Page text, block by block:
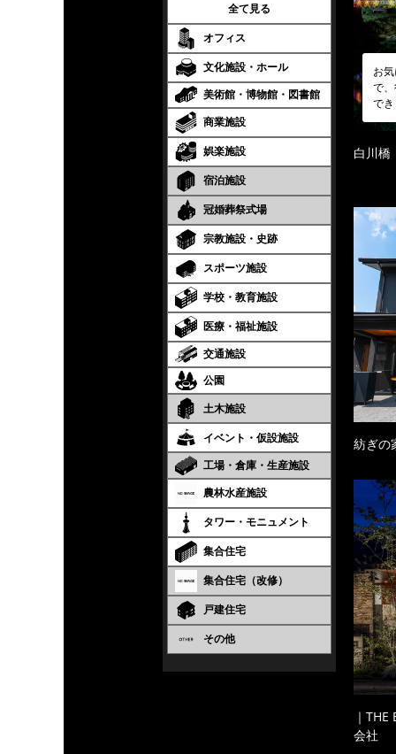
全て見る
オフィス
文化施設・ホール
美術館・博物館・図書館
商業施設
娯楽施設
宿泊施設
冠婚葬祭式場
宗教施設・史跡
スポーツ施設
学校・教育施設
医療・福祉施設
交通施設
公園
土木施設
イベント・仮設施設
工場・倉庫・生産施設
農林水産施設
タワー・モニュメント
集合住宅
集合住宅（改修）
戸建住宅
その他
お
で
で
白川橋
紡ぎの
｜
会社